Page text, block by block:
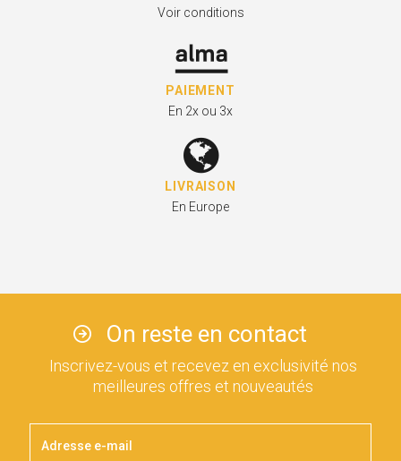
Voir conditions
PAIEMENT
En 2x ou 3x
LIVRAISON
En Europe
On reste en contact
Inscrivez-vous et recevez en exclusivité nos
meilleures offres et nouveautés